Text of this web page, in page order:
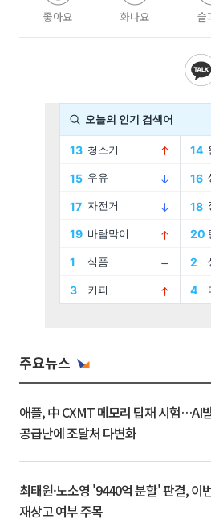
좋아요 화나요 슬
주요뉴스
애플, 中 CXMT 메모리 탑재 시험…AI
공급난에 조달처 다변화
최태원·노소영 '9440억 분할' 판결, 이
재상고 여부 주목